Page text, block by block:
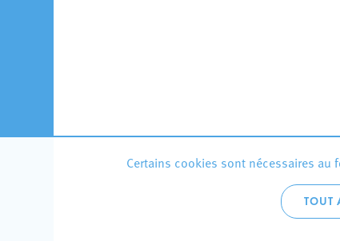
Certains cookies sont nécessaires au
TOUT